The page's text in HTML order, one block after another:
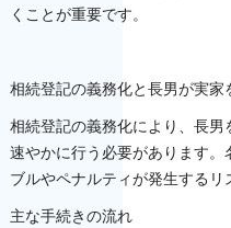
くことが重要です。
相続登記の義務化と長男が実家
相続登記の義務化により、長
速やかに行う必要があります
ブルやペナルティが発生するリ
主な手続きの流れ